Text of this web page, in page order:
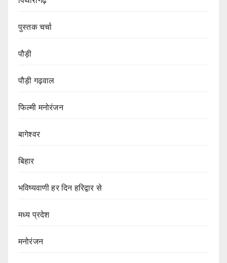
पुस्तक चर्चा
पौड़ी
पौड़ी गढ़वाल
फिल्मी मनोरंजन
बागेश्वर
बिहार
भविष्यवाणी हर दिन हरिद्वार से
मध्य प्रदेश
मनोरंजन